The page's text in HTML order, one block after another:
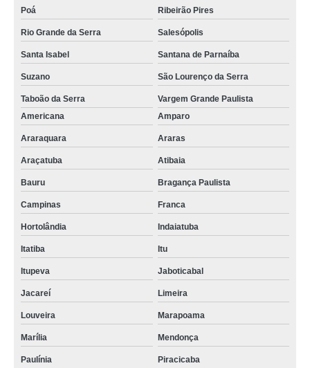
Poá Ribeirão Pires
Rio Grande da Serra Salesópolis
Santa Isabel Santana de Parnaíba
Suzano São Lourenço da Serra
Taboão da Serra
Vargem Grande Paulista
Americana
Amparo
Araraquara Araras
Araçatuba Atibaia
Bauru Bragança Paulista
Campinas Franca
Hortolândia Indaiatuba
Itatiba Itu
Itupeva Jaboticabal
Jacareí Limeira
Louveira Marapoama
Marília Mendonça
Paulínia Piracicaba